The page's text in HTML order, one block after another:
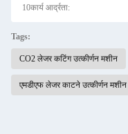
10कार्य आर्द्रता:
Tags:
CO2 लेजर कटिंग उत्कीर्णन मशीन
एमडीएफ लेजर काटने उत्कीर्णन मशीन